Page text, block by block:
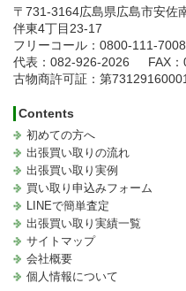
〒731-3164広島県広島市安佐
伴東4丁目23-17
フリーコール：0800-111-7008
代表：082-926-2026
FAX
古物商許可証：第
Contents
初めての方へ
出張買い取りの流れ
出張買い取り実例
買い取り申込みフォーム
LINEで簡単査定
出張買い取り実績一覧
サイトマップ
会社概要
個人情報について